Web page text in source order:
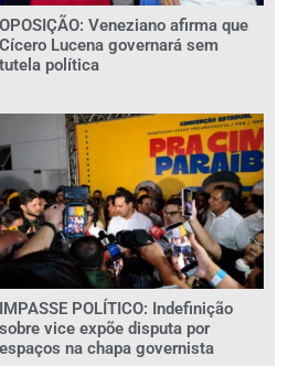
OPOSIÇÃO: Veneziano afirma que
Cícero Lucena governará sem
tutela política
IMPASSE POLÍTICO: Indefinição
sobre vice expõe disputa por
espaços na chapa governista